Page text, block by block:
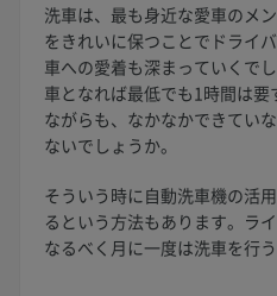
洗車は、最も身近な愛車のメ
をきれいに保つことでドライ
車への愛着も深まっていくで
車となれば最低でも1時間は
ながらも、なかなかできてい
ないでしょうか。
そういう時に自動洗車機の活
るという方法もあります。ラ
なるべく月に一度は洗車を行